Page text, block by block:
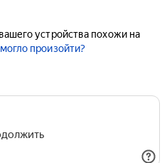
устройства похожи на
произойти?